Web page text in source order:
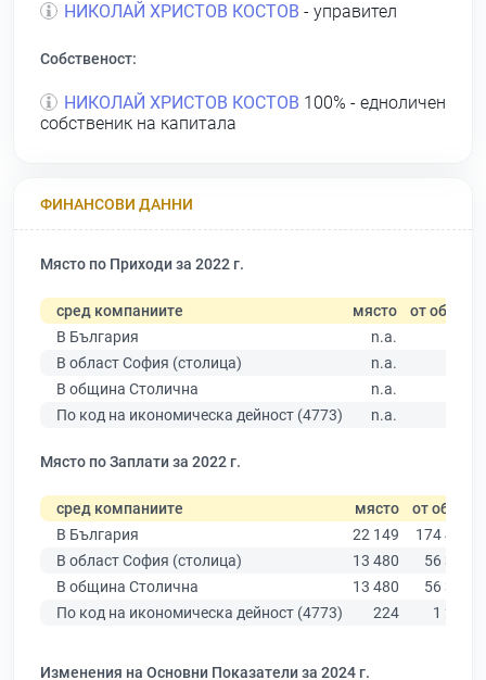
НИКОЛАЙ ХРИСТОВ КОСТОВ - управител
Собственост:
НИКОЛАЙ ХРИСТОВ КОСТОВ 100% - едноличен
собственик на капитала
ФИНАНСОВИ ДАННИ
Място по Приходи за 2022 г.
сред компаниите място от общо
В България
n.a.
В област София (столица)
n.a.
В община Столична
n.a.
По код на икономическа дейност (4773)
n.a.
Място по Заплати за 2022 г.
сред компаниите място от общо
В България
22 149
174 403
В област София (столица)
13 480
56 378
В община Столична
13 480
56 378
По код на икономическа дейност (4773)
224 1 231
Изменения на Основни Показатели за 2024 г.